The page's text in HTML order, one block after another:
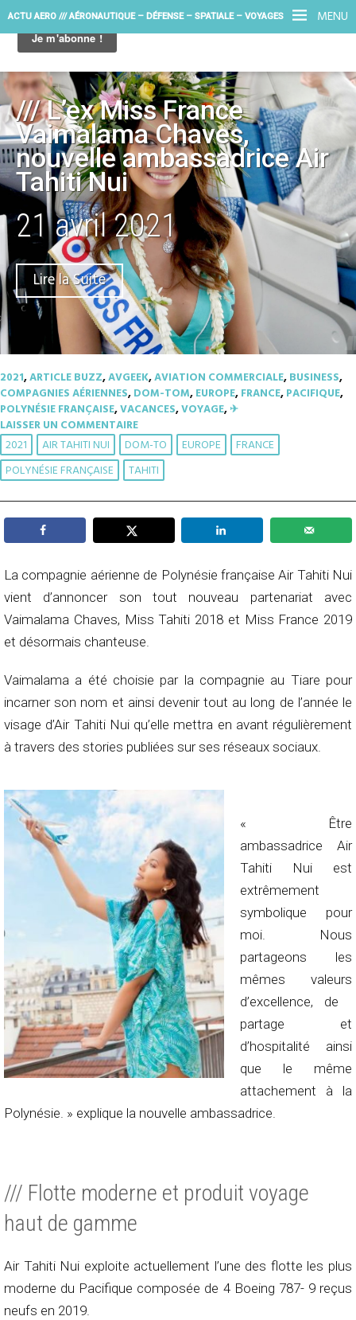
MENU
ACTU AERO /// AÉRONAUTIQUE – DÉFENSE – SPATIALE – VOYAGES
/// L’ex Miss France
Vaimalama Chaves,
nouvelle ambassadrice Air
Tahiti Nui
21 avril 2021
Lire la Suite
2021,ARTICLE BUZZ,AVGEEK,AVIATION COMMERCIALE,BUSINESS,
COMPAGNIES AÉRIENNES,DOM-TOM,EUROPE,FRANCE,PACIFIQUE,
POLYNÉSIE FRANÇAISE,VACANCES,VOYAGE,✈︎
LAISSER UN COMMENTAIRE
2021 AIR TAHITI NUI DOM-TO EUROPE
FRANCE
POLYNÉSIE FRANÇAISE
TAHITI
La compagnie aérienne de Polynésie française Air Tahiti Nui
vient d’annoncer son tout nouveau partenariat avec
Vaimalama Chaves, Miss Tahiti 2018 et Miss France 2019
et désormais chanteuse.
Vaimalama a été choisie par la compagnie au Tiare pour
incarner son nom et ainsi devenir tout au long de l’année le
visage d’Air Tahiti Nui qu’elle mettra en avant régulièrement
à travers des stories publiées sur ses réseaux sociaux.
« Être
ambassadrice Air
Tahiti Nui est
extrêmement
symbolique pour
moi. Nous
partageons les
mêmes valeurs
d’excellence, de
partage et
d’hospitalité ainsi
que le même
attachement à la
Polynésie. » explique la nouvelle ambassadrice.
/// Flotte moderne et produit voyage
haut de gamme
Air Tahiti Nui exploite actuellement l’une des flotte les plus
moderne du Pacifique composée de 4 Boeing 787- 9 reçus
neufs en 2019.